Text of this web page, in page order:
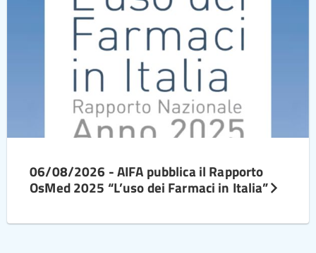
06/08/2026 - AIFA pubblica il Rapporto
OsMed 2025 “L’uso dei Farmaci in Italia”